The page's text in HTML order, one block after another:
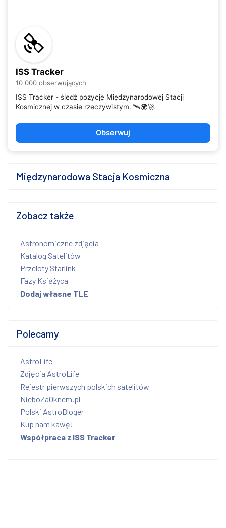
ISS Tracker
10 000 obserwujących
ISS Tracker - śledź pozycję Międzynarodowej Stacji
Kosmicznej w czasie rzeczywistym. 🛰️🌍🚀
Obserwuj
Międzynarodowa Stacja Kosmiczna
Zobacz także
Astronomiczne zdjęcia
Katalog Satelitów
Przeloty Starlink
Fazy Księżyca
Dodaj własne TLE
Polecamy
AstroLife
Zdjęcia AstroLife
Rejestr pierwszych polskich satelitów
NieboZaOknem.pl
Polski AstroBloger
Kup nam kawę!
Współpraca z ISS Tracker